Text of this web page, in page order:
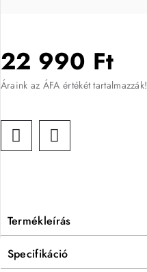
22 990 Ft
Áraink az ÁFA értékét tartalmazzák!
Termékleírás
Specifikáció